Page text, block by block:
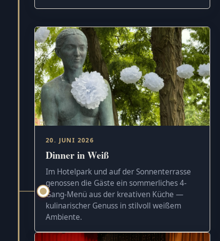
20. JUNI 2026
Dinner in Weiß
Im Hotelpark und auf der Sonnenterrasse
genossen die Gäste ein sommerliches 4-
Gang-Menü aus der kreativen Küche —
kulinarischer Genuss in stilvoll weißem
Ambiente.